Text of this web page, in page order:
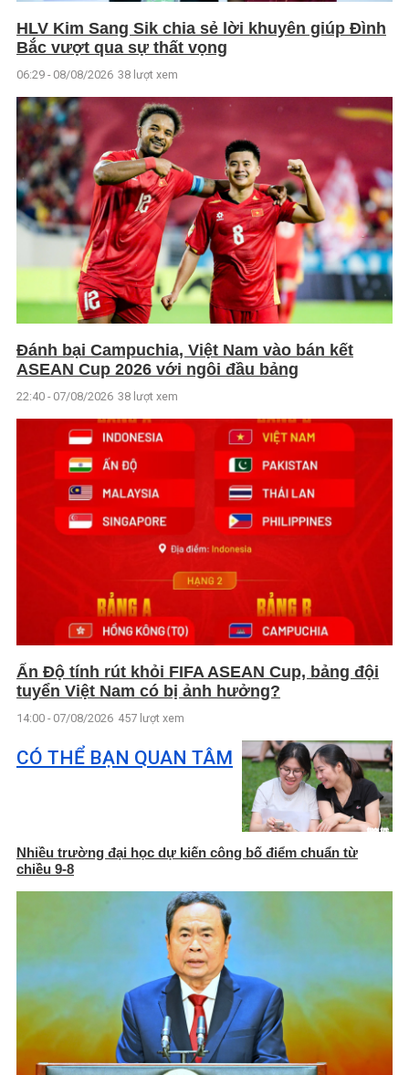
HLV Kim Sang Sik chia sẻ lời khuyên giúp Đình
Bắc vượt qua sự thất vọng
06:29 - 08/08/2026 38 lượt xem
Đánh bại Campuchia, Việt Nam vào bán kết
ASEAN Cup 2026 với ngôi đầu bảng
22:40 - 07/08/2026 38 lượt xem
Ấn Độ tính rút khỏi FIFA ASEAN Cup, bảng đội
tuyển Việt Nam có bị ảnh hưởng?
14:00 - 07/08/2026 457 lượt xem
CÓ THỂ BẠN QUAN TÂM
Nhiều trường đại học dự kiến công bố điểm chuẩn từ
chiều 9-8